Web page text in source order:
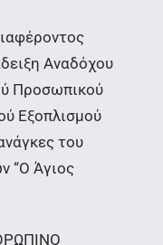
Αναδόχου
Προσωπικού
Εξοπλισμού
του
“Ο Άγιος